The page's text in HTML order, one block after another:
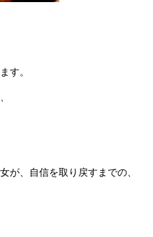
す。
が、自信を取り戻すまでの、